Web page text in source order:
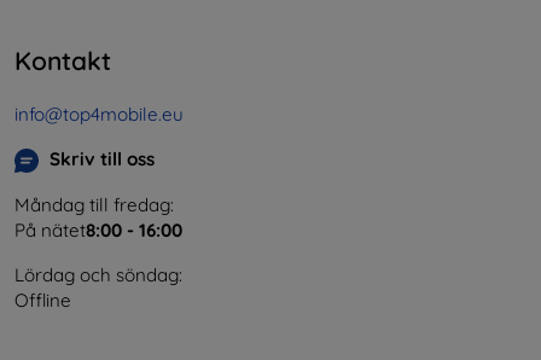
Kontakt
info@top4mobile.eu
Skriv till oss
Måndag till fredag:
På nätet8:00 - 16:00
Lördag och söndag:
Offline